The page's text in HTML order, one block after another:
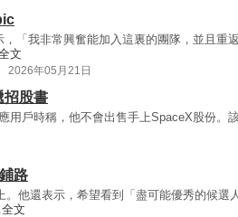
，「我非常興奮能加入這裏的團隊，並且重
文
2026年05月21日
招股書
用戶時稱，他不會出售手上SpaceX股份。
路
。他還表示，希望看到「盡可能優秀的候選
全文